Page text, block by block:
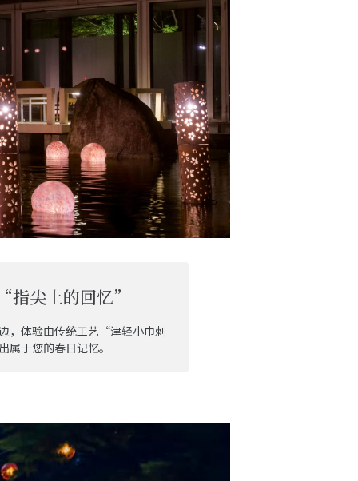
指尖上的回忆”
，体验由传统工艺“津轻小巾刺
于您的春日记忆。